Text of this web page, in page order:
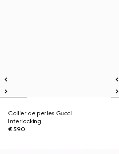
Collier de perles Gucci
Interlocking
€ 590